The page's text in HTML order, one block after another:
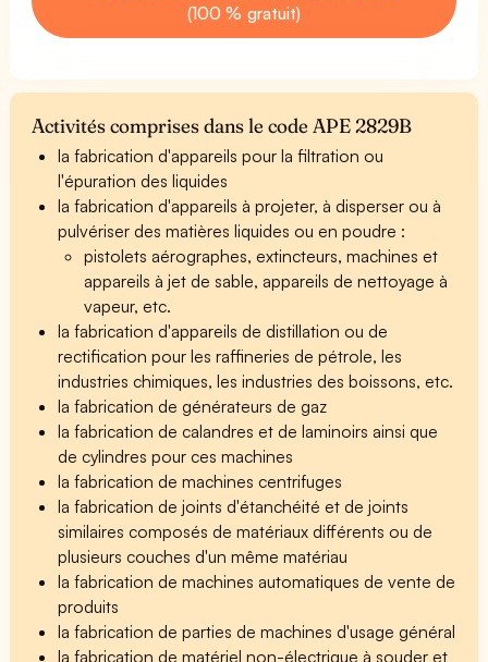
(100 % gratuit)
Activités comprises dans le code APE 2829B
la fabrication d'appareils pour la filtration ou
l'épuration des liquides
la fabrication d'appareils à projeter, à disperser ou à
pulvériser des matières liquides ou en poudre :
pistolets aérographes, extincteurs, machines et
appareils à jet de sable, appareils de nettoyage à
vapeur, etc.
la fabrication d'appareils de distillation ou de
rectification pour les raffineries de pétrole, les
industries chimiques, les industries des boissons, etc.
la fabrication de générateurs de gaz
la fabrication de calandres et de laminoirs ainsi que
de cylindres pour ces machines
la fabrication de machines centrifuges
la fabrication de joints d'étanchéité et de joints
similaires composés de matériaux différents ou de
plusieurs couches d'un même matériau
la fabrication de machines automatiques de vente de
produits
la fabrication de parties de machines d'usage général
la fabrication de matériel non-électrique à souder et